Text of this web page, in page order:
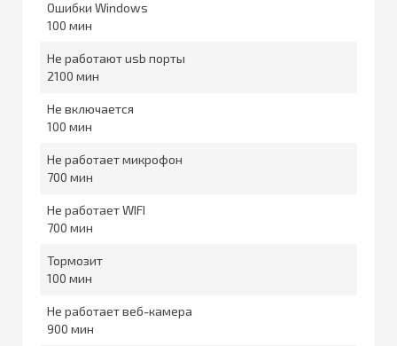
Ошибки Windows
100
Не работают usb порты
2100
Не включается
100
Не работает микрофон
700
Не работает WIFI
700
Тормозит
100
Не работает веб-камера
900